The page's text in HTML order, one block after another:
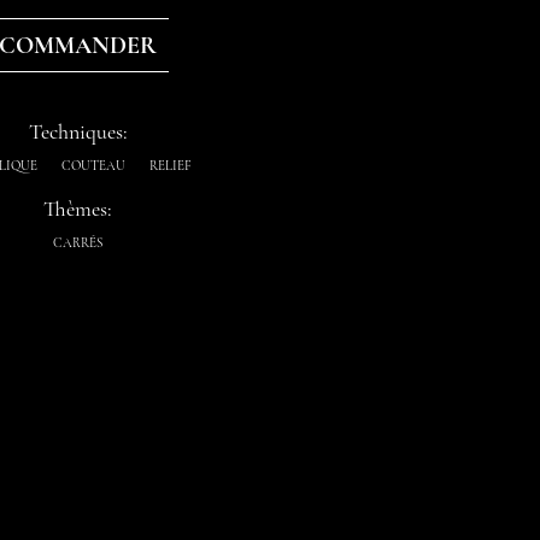
COMMANDER
Techniques:
COUTEAU RELIEF
Thèmes:
CARRÉS